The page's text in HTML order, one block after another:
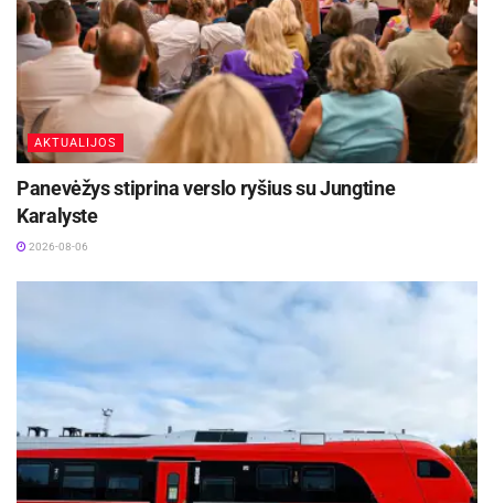
ministerijos informacija
Šaltinis: Pakruojo rajono savivaldybė
AKTUALIJOS
Panevėžys stiprina verslo ryšius su Jungtine
Karalyste
2026-08-06